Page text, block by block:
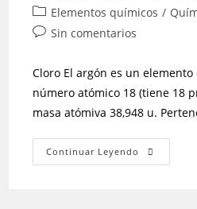
Elementos químicos /
Sin comentarios
Cloro El argón es un
número atómico 18 (tiene 18
masa atómiva 38,948 u.
Continuar Leyendo